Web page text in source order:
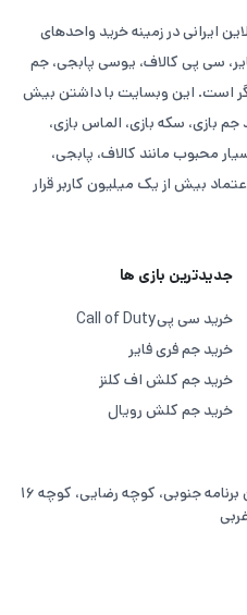
ایرانی در زمینه خرید واحدهای
سی پی کالاف، یوسی پابجی، جم
است. این وبسایت با داشتن بیش
جم بازی، سکه بازی، الماس بازی،
محبوب مانند کالاف، پابجی،
بیش از یک میلیون کاربر قرار
جدیدترین بازی ها
خرید سی پیCall of Duty
خرید جم فری فایر
خرید جم کلش اف کلنز
خرید جم کلش رویال
تهران، بلوار فردوس غرب، سازمان برنامه جنوبی، کوچه رضایی، کوچه ۱۶